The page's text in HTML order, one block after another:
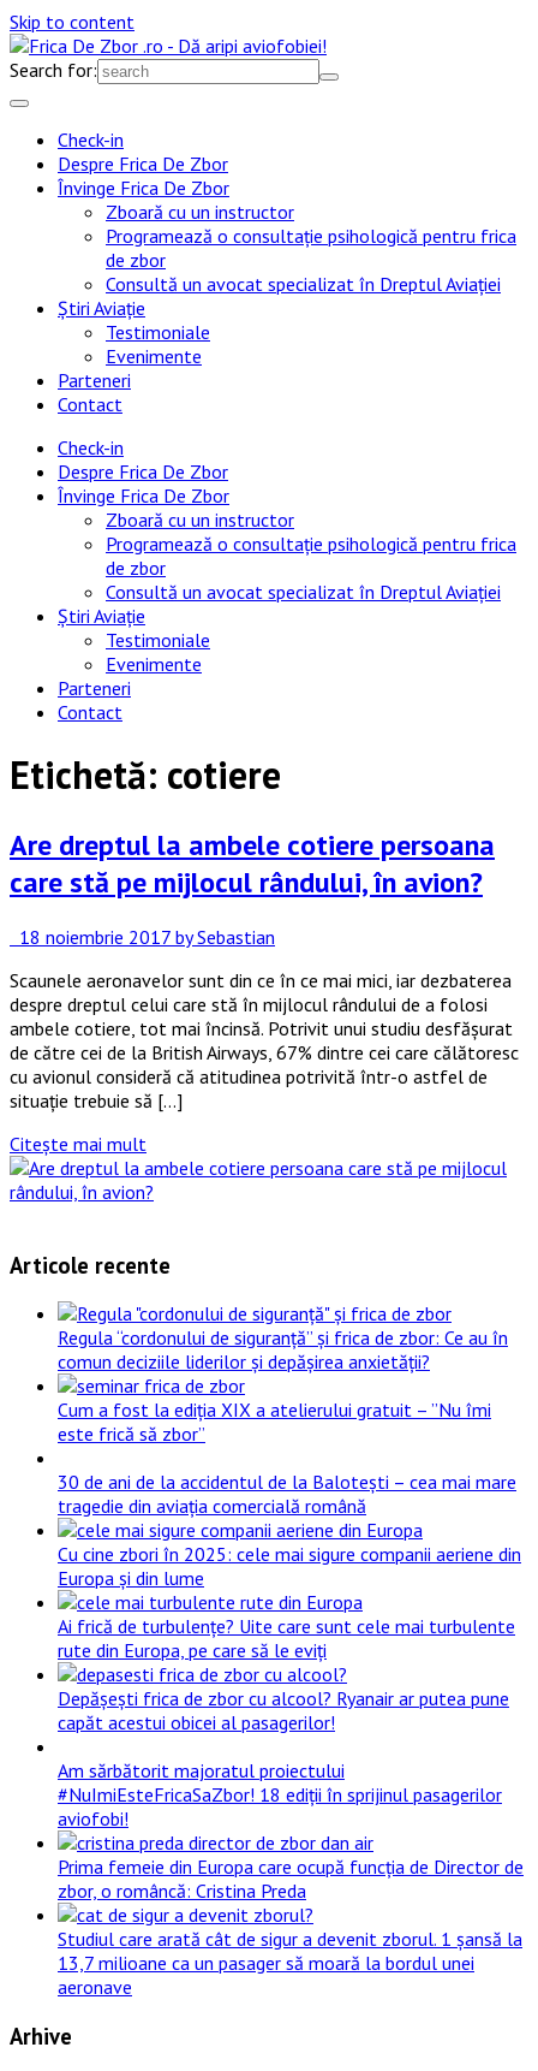
Skip to content
Search for:
Check-in
Despre Frica De Zbor
Învinge Frica De Zbor
Zboară cu un instructor
Programează o consultație psihologică pentru frica
de zbor
Consultă un avocat specializat în Dreptul Aviației
Știri Aviație
Testimoniale
Evenimente
Parteneri
Contact
Check-in
Despre Frica De Zbor
Învinge Frica De Zbor
Zboară cu un instructor
Programează o consultație psihologică pentru frica
de zbor
Consultă un avocat specializat în Dreptul Aviației
Știri Aviație
Testimoniale
Evenimente
Parteneri
Contact
Etichetă: cotiere
Are dreptul la ambele cotiere persoana
care stă pe mijlocul rândului, în avion?
18 noiembrie 2017 by Sebastian
Scaunele aeronavelor sunt din ce în ce mai mici, iar dezbaterea
despre dreptul celui care stă în mijlocul rândului de a folosi
ambele cotiere, tot mai încinsă. Potrivit unui studiu desfășurat
de către cei de la British Airways, 67% dintre cei care călătoresc
cu avionul consideră că atitudinea potrivită într-o astfel de
situație trebuie să […]
Citește mai mult
Articole recente
Regula “cordonului de siguranță” și frica de zbor: Ce au în
comun deciziile liderilor și depășirea anxietății?
Cum a fost la ediția XIX a atelierului gratuit – ”Nu îmi
este frică să zbor”
30 de ani de la accidentul de la Balotești – cea mai mare
tragedie din aviația comercială română
Cu cine zbori în 2025: cele mai sigure companii aeriene din
Europa și din lume
Ai frică de turbulențe? Uite care sunt cele mai turbulente
rute din Europa, pe care să le eviți
Depășești frica de zbor cu alcool? Ryanair ar putea pune
capăt acestui obicei al pasagerilor!
Am sărbătorit majoratul proiectului
#NuImiEsteFricaSaZbor! 18 ediții în sprijinul pasagerilor
aviofobi!
Prima femeie din Europa care ocupă funcția de Director de
zbor, o româncă: Cristina Preda
Studiul care arată cât de sigur a devenit zborul. 1 șansă la
13,7 milioane ca un pasager să moară la bordul unei
aeronave
Arhive